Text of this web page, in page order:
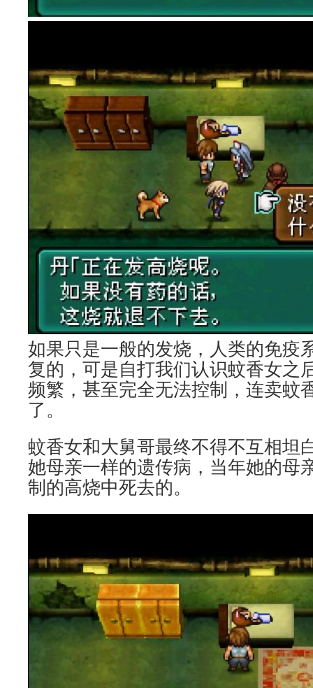
如果只是一般的发烧，人类的免疫
复的，可是自打我们认识蚊香女之
频繁，甚至完全无法控制，连卖蚊
了。
蚊香女和大舅哥最终不得不互相坦
她母亲一样的遗传病，当年她的母
制的高烧中死去的。